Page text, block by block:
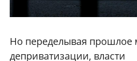
Но переделывая прошлое
деприватизации, власти